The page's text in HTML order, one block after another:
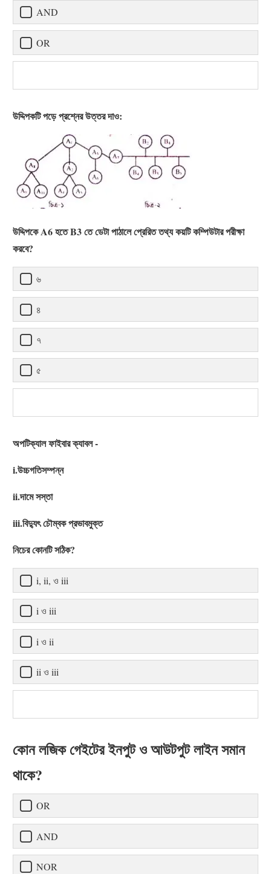
AND
OR
উদ্দিপকটি পড়ে প্রশ্নের উত্তর দাও:
উদ্দিপকে A6 হতে B3 তে ডেটা পাঠালে প্রেরিত তথ্য কয়টি কম্পিউটার পরীক্ষা
করবে?
৬
৪
৭
৫
অপটিক্যাল ফাইবার ক্যাবল -
i.উচ্চগতিসম্পন্ন
ii.দামে সস্তা
iii.বিদ্যুৎ চৌম্বক প্রভাবমুক্ত
নিচের কোনটি সঠিক?
i, ii, ও iii
i ও iii
i ও ii
ii ও iii
কোন লজিক গেইটের ইনপুট ও আউটপুট লাইন সমান
থাকে?
OR
AND
NOR